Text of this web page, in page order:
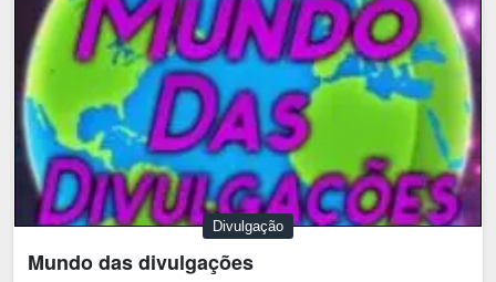
Divulgação
Mundo das divulgações